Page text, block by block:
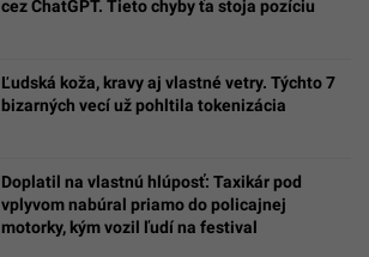
cez ChatGPT. Tieto chyby ťa stoja pozíciu
Ľudská koža, kravy aj vlastné vetry. Týchto 7
bizarných vecí už pohltila tokenizácia
Doplatil na vlastnú hlúposť: Taxikár pod
vplyvom nabúral priamo do policajnej
motorky, kým vozil ľudí na festival